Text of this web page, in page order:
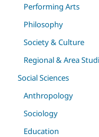
Performing Arts
Philosophy
Society & Culture
Regional & Area
Social Sciences
Anthropology
Sociology
Education